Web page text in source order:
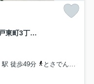
「長期優良住宅認定物件」高知市瀬戸東町3丁目6期 1号棟
駅 徒歩49分
とさでん交通「東団地第三」バス停下車 徒歩5分